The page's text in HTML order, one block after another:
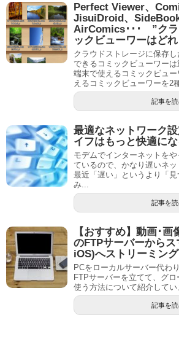
Perfect Viewer、
JisuiDroid、
AirComics･･･ ”クラ
ックビューワーはどれ
クラウドストレージに保存
できるコミックビューワー
端末で使えるコミックビュ
えるコミックビューワーを2
記事を
最適なネットワーク
イフはもっと快適に
モデムでインターネットを
ているので、かなり遅いネッ
最近「遅い」というより「見
み...
記事を
【おすすめ】動画･
のFTPサーバーから
iOS)へストリーミン
PCをローカルサーバー代わ
FTPサーバーを立てて、グ
使う方法について紹介してい
記事を